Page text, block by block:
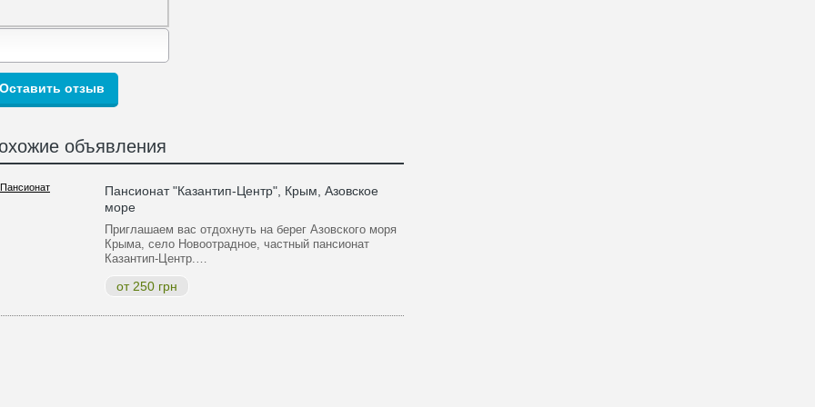
объявления
Пансионат "Казантип-Центр", Крым, Азовское
море
Приглашаем вас отдохнуть на берег Азовского моря
Крыма, село Новоотрадное, частный пансионат
Казантип-Центр.…
от 250 грн